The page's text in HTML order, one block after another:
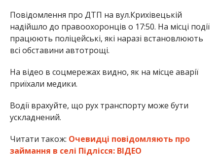
Повідомлення про ДТП на вул.Крихівецькій
надійшло до правоохоронців о 17:50. На місці події
працюють поліцейські, які наразі встановлюють
всі обставини автотрощі.
На відео в соцмережах видно, як на місце аварії
приїхали медики.
Водії врахуйте, що рух транспорту може бути
ускладнений.
Читати також: Очевидці повідомляють про
займання в селі Підлісся: ВІДЕО